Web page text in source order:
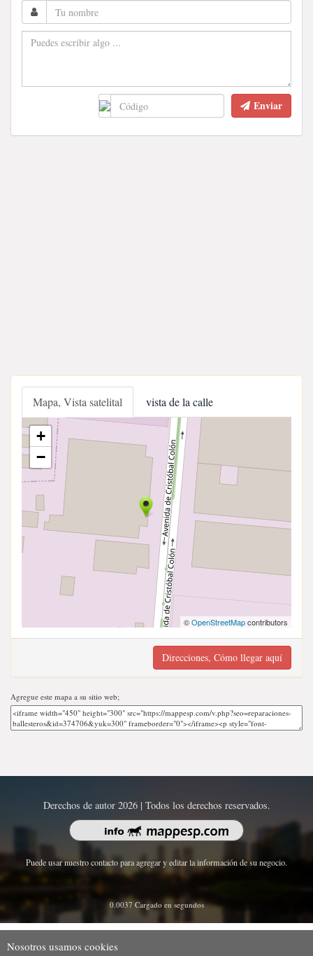
Enviar
Mapa, Vista satelital vista de la calle
+
−
©OpenStreetMapcontributors
Direcciones, Cómo llegar aquí
Agregue este mapa a su sitio web;
Derechos de autor 2026 | Todos los derechos reservados.
Puede usar nuestro contacto para agregar y editar la información de su negocio.
0.0037 Cargado en segundos
Nosotros usamos cookies